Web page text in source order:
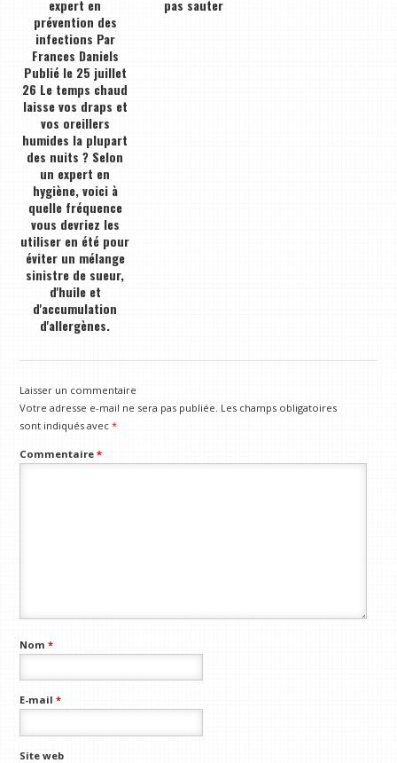
expert en
prévention des
infections Par
Frances Daniels
Publié le 25 juillet
26 Le temps chaud
laisse vos draps et
vos oreillers
humides la plupart
des nuits ? Selon
un expert en
hygiène, voici à
quelle fréquence
vous devriez les
utiliser en été pour
éviter un mélange
sinistre de sueur,
d'huile et
d'accumulation
d'allergènes.
pas sauter
Laisser un commentaire
Votre adresse e-mail ne sera pas publiée. Les champs obligatoires
sont indiqués avec*
Commentaire*
Nom*
E-mail*
Site web